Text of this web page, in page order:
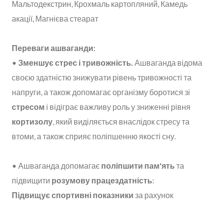
Мальтодекстрин, Крохмаль картопляний, Камедь
акації, Магнієва стеарат
Переваги ашваганди:
• Зменшує стрес і тривожність. Ашваганда відома
своєю здатністю знижувати рівень тривожності та
напруги, а також допомагає організму боротися зі
стресом і відіграє важливу роль у зниженні рівня
кортизолу , який виділяється внаслідок стресу та
втоми, а також сприяє поліпшенню якості сну.
• Ашваганда допомагає поліпшити пам'ять та
підвищити розумову працездатність:
Підвищує спортивні показники за рахунок